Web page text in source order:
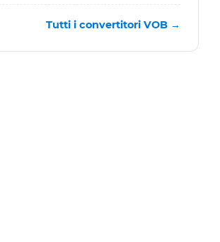
Tutti i convertitori VOB →